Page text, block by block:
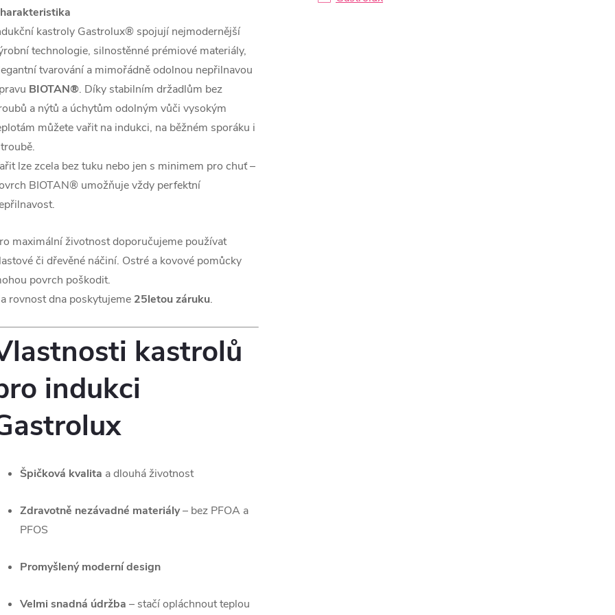
kastroly Gastrolux® spojují nejmodernější
technologie, silnostěnné prémiové materiály,
tvarování a mimořádně odolnou nepřilnavou
BIOTAN®. Díky stabilním držadlům bez
a nýtů a úchytům odolným vůči vysokým
můžete vařit na indukci, na běžném sporáku i
lze zcela bez tuku nebo jen s minimem pro chuť –
BIOTAN® umožňuje vždy perfektní
maximální životnost doporučujeme používat
či dřevěné náčiní. Ostré a kovové pomůcky
povrch poškodit.
rovnost dna poskytujeme 25letou záruku.
kastrolů
indukci
Špičková kvalita a dlouhá životnost
Zdravotně nezávadné materiály– bez PFOA a
PFOS
Promyšlený moderní design
Velmi snadná údržba – stačí opláchnout teplou